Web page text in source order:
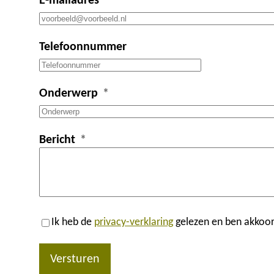
Telefoonnummer
Onderwerp
Bericht
Ik heb de privacy-verklaringgelezen en ben
Versturen